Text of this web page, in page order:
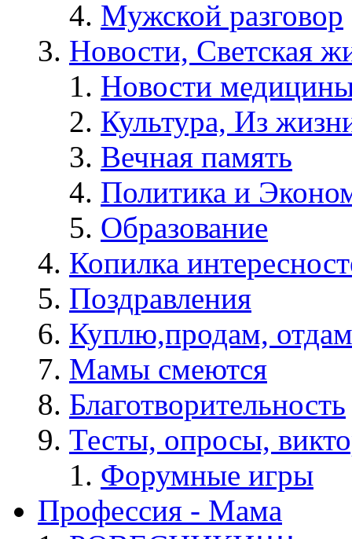
Мужской разговор
Новости, Светская
Новости
Культура, Из
Вечная память
Политика и
Образование
Копилка
Поздравления
Куплю,продам,
Мамы смеются
Благотворительность
Тесты, опросы,
Форумные игры
Профессия - Мама